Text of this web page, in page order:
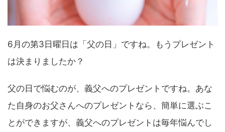
6月の第3日曜日は「父の日」ですね。もうプレゼント
は決まりましたか？
父の日で悩むのが、義父へのプレゼントですね。あな
た自身のお父さんへのプレゼントなら、簡単に選ぶこ
とができますが、義父へのプレゼントは毎年悩んでし